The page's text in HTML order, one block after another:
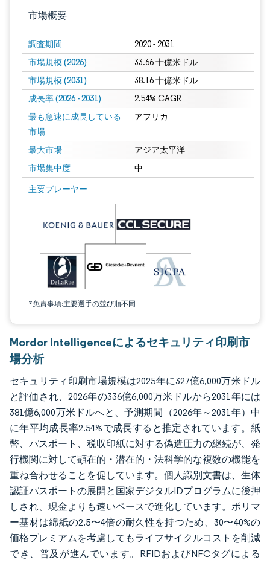
市場概要
調査期間 2020 - 2031
市場規模 (2026) 33.66 十億米ドル
市場規模 (2031) 38.16 十億米ドル
成長率 (2026 - 2031) 2.54% CAGR
最も急速に成長している
市場
アフリカ
最大市場 アジア太平洋
市場集中度 中
主要プレーヤー
*免責事項:主要選手の並び順不同
画像 © Mordor Intelligence。再利用にはCC BY 4.0の表示が必要です。
Mordor Intelligenceによるセキュリティ印刷市
場分析
セキュリティ印刷市場規模は2025年に327億6,000万米ドル
と評価され、2026年の336億6,000万米ドルから2031年には
381億6,000万米ドルへと、予測期間（2026年～2031年）中
に年平均成長率2.54%で成長すると推定されています。紙
幣、パスポート、税収印紙に対する偽造圧力の継続が、発
行機関に対して顕在的・潜在的・法科学的な複数の機能を
重ね合わせることを促しています。個人識別文書は、生体
認証パスポートの展開と国家デジタルIDプログラムに後押
しされ、現金よりも速いペースで進化しています。ポリマ
ー基材は綿紙の2.5〜4倍の耐久性を持つため、30〜40%の
価格プレミアムを考慮してもライフサイクルコストを削減
でき、普及が進んでいます。RFIDおよびNFCタグによる